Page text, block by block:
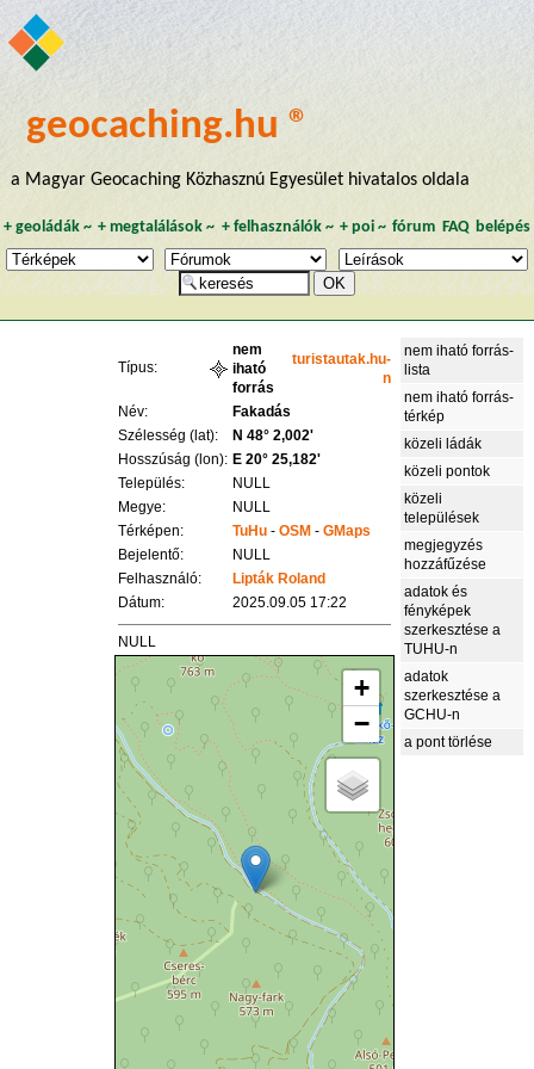
geocaching.hu ®
a Magyar Geocaching Közhasznú Egyesület hivatalos oldala
+ geoládák~ +megtalálások ~ + felhasználók~ +poi~ fórum FAQ belépés
Típus:
nem
iható
forrás
turistautak.hu-
n
Név:
Fakadás
Szélesség (lat):
N 48° 2,002'
Hosszúság (lon): E 20° 25,182'
Település:
NULL
Megye:
NULL
Térképen:
TuHu -OSM -GMaps
Bejelentő:
NULL
Felhasználó:
Lipták Roland
Dátum:
2025.09.05 17:22
NULL
+
−
nem iható forrás-
lista
nem iható forrás-
térkép
közeli ládák
közeli pontok
közeli
települések
megjegyzés
hozzáfűzése
adatok és
fényképek
szerkesztése a
TUHU-n
adatok
szerkesztése a
GCHU-n
a pont törlése